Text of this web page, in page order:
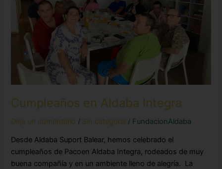
Cumpleaños en Aldaba Integra
Deja un comentario / Sin categoría / FundacionAldaba
Desde Aldaba Suport Balear, hemos celebrado el
cumpleaños de Pacoen Aldaba Integra, rodeados de muy
buena compañía y en un ambiente lleno de alegría. La